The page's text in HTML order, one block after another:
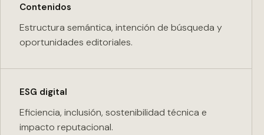
Contenidos
Estructura semántica, intención de búsqueda y
oportunidades editoriales.
ESG digital
Eficiencia, inclusión, sostenibilidad técnica e
impacto reputacional.